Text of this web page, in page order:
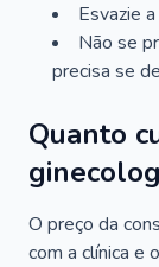
Esvazie
Não se
precisa se
Quanto
O preço da
com a clínica e